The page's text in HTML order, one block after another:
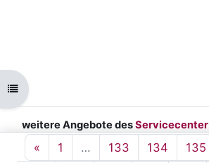
Ouvrir l’index du cours
« Page précédente
1 … 133 Page 133
134 Page135
weitere Angebote desServicecenter
Impressum
Datenschutz |
Hochschule